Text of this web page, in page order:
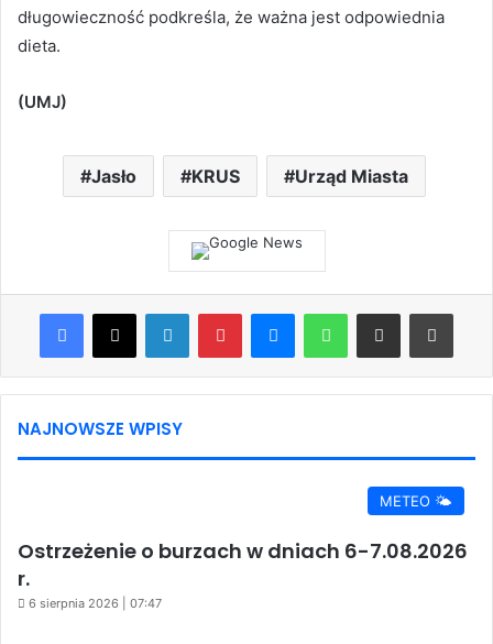
długowieczność podkreśla, że ważna jest odpowiednia
dieta.
(UMJ)
Jasło KRUS Urząd Miasta
Facebook
X LinkedInPinterestMessengerWhatsAppShare via Email Print
NAJNOWSZE WPISY
METEO 🌤️
Ostrzeżenie o burzach w dniach 6-7.08.2026
r.
6 sierpnia 2026 | 07:47